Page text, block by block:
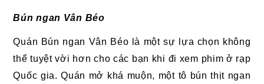
Bún ngan Vân Béo
Quán Bún ngan Vân Béo là một sự lựa chọn không
thể tuyệt vời hơn cho các bạn khi đi xem phim ở rạp
Quốc gia. Quán mở khá muộn, một tô bún thịt ngan